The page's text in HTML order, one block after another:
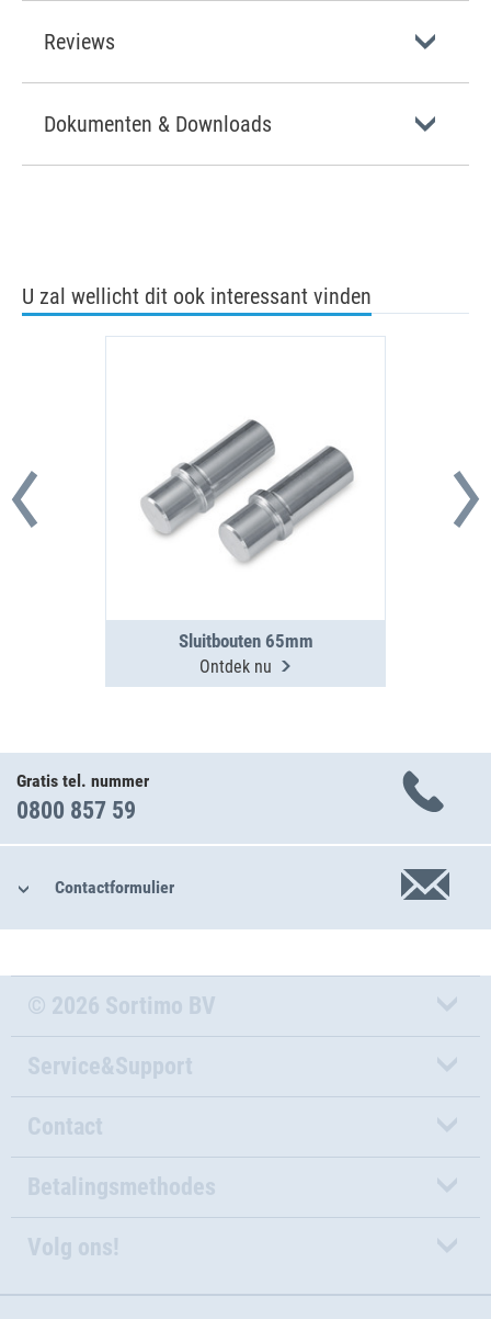
Reviews
Dokumenten & Downloads
U zal wellicht dit ook interessant vinden
Sluitbouten 65mm
Ontdek nu
Gratis tel. nummer
0800 857 59
Contactformulier
© 2026 Sortimo BV
Service&Support
Contact
Betalingsmethodes
Volg ons!